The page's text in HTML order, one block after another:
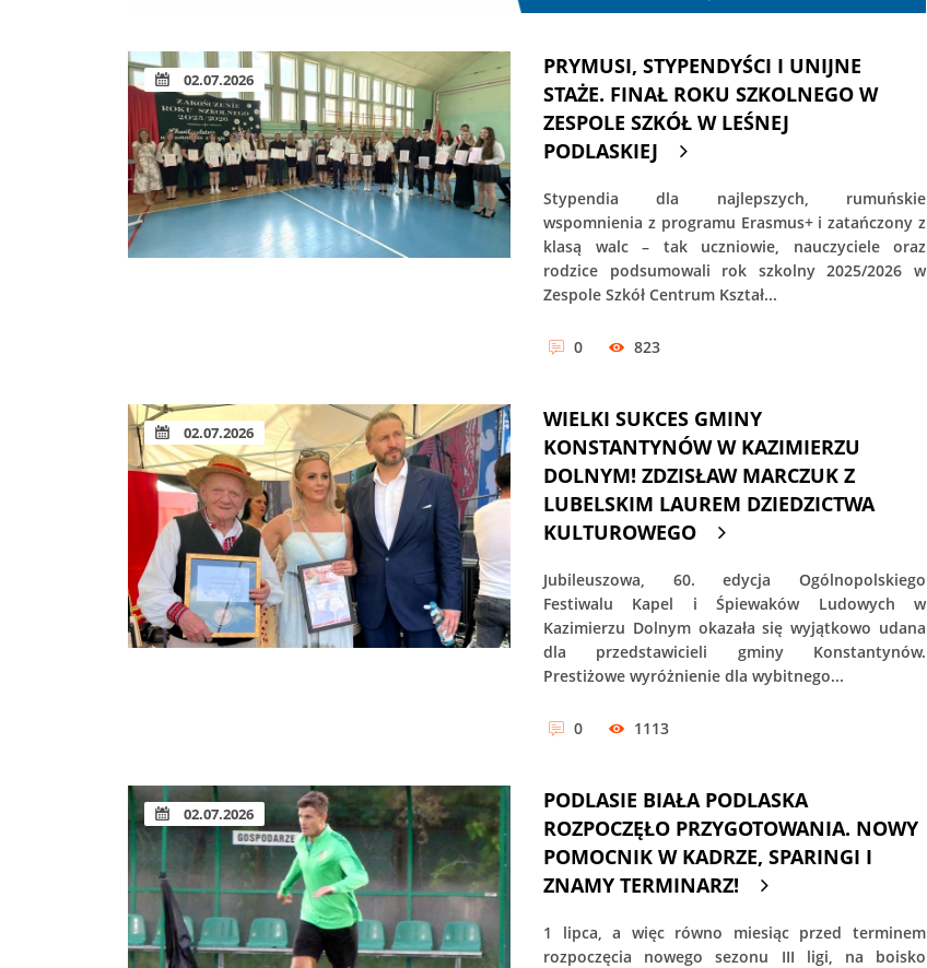
02.07.2026
PRYMUSI, STYPENDYŚCI I UNIJNE
STAŻE. FINAŁ ROKU SZKOLNEGO W
ZESPOLE SZKÓŁ W LEŚNEJ
PODLASKIEJ
Stypendia dla najlepszych, rumuńskie
wspomnienia z programu Erasmus+ i zatańczony z
klasą walc – tak uczniowie, nauczyciele oraz
rodzice podsumowali rok szkolny 2025/2026 w
Zespole Szkół Centrum Kształ...
0 823
02.07.2026
WIELKI SUKCES GMINY
KONSTANTYNÓW W KAZIMIERZU
DOLNYM! ZDZISŁAW MARCZUK Z
LUBELSKIM LAUREM DZIEDZICTWA
KULTUROWEGO
Jubileuszowa, 60. edycja Ogólnopolskiego
Festiwalu Kapel i Śpiewaków Ludowych w
Kazimierzu Dolnym okazała się wyjątkowo udana
dla przedstawicieli gminy Konstantynów.
Prestiżowe wyróżnienie dla wybitnego...
0 1113
02.07.2026
PODLASIE BIAŁA PODLASKA
ROZPOCZĘŁO PRZYGOTOWANIA. NOWY
POMOCNIK W KADRZE, SPARINGI I
ZNAMY TERMINARZ!
1 lipca, a więc równo miesiąc przed terminem
rozpoczęcia nowego sezonu III ligi, na boisko